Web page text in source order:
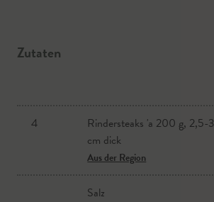
Zutaten
4
Rindersteaks 'a 200 g, 2,5-3
cm dick
Aus der Region
Salz